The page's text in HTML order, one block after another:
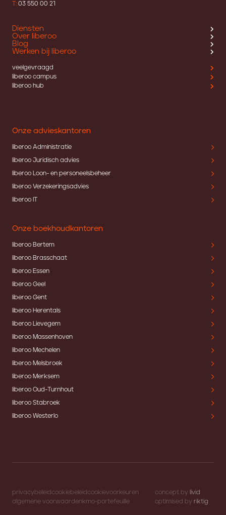
T: 03 550 00 21
Diensten
Over liberoo
Blog
Werken bij liberoo
veelgevraagd
liberoo campus
liberoo hub
Onze advieskantoren
liberoo Administratie
liberoo Juridisch advies
liberoo Loon- en personeelsbeheer
liberoo Verzekeringsadvies
liberoo IT
Onze boekhoudkantoren
liberoo Bertem
liberoo Brasschaat
liberoo Essen
liberoo Geel
liberoo Gent
liberoo Herentals
liberoo Lievegem
liberoo Massenhoven
liberoo Mechelen
liberoo Melsbroek
liberoo Merksem
liberoo Oud-Turnhout
liberoo Stabroek
liberoo Westerlo
privacybeleidcookiebeleidcookievoorkeuren
algemene voorwaardenkmo-portefeuille
concept by livid
optimised byriktig